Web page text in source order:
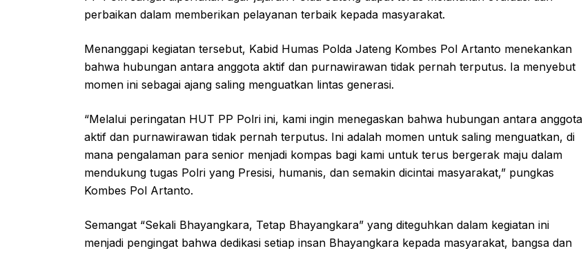
perbaikan dalam memberikan pelayanan terbaik kepada masyarakat.
Menanggapi kegiatan tersebut, Kabid Humas Polda Jateng Kombes Pol Artanto menekankan
bahwa hubungan antara anggota aktif dan purnawirawan tidak pernah terputus. Ia menyebut
momen ini sebagai ajang saling menguatkan lintas generasi.
“Melalui peringatan HUT PP Polri ini, kami ingin menegaskan bahwa hubungan antara anggota
aktif dan purnawirawan tidak pernah terputus. Ini adalah momen untuk saling menguatkan, di
mana pengalaman para senior menjadi kompas bagi kami untuk terus bergerak maju dalam
mendukung tugas Polri yang Presisi, humanis, dan semakin dicintai masyarakat,” pungkas
Kombes Pol Artanto.
Semangat “Sekali Bhayangkara, Tetap Bhayangkara” yang diteguhkan dalam kegiatan ini
menjadi pengingat bahwa dedikasi setiap insan Bhayangkara kepada masyarakat, bangsa dan